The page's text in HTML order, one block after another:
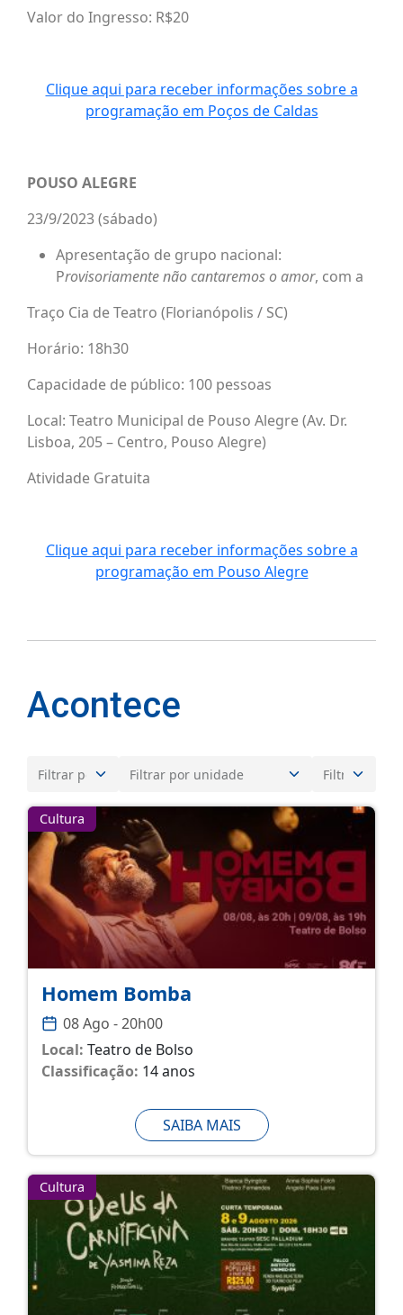
Valor do Ingresso: R$20
Clique aqui para receber informações sobre a
programação em Poços de Caldas
POUSO ALEGRE
23/9/2023 (sábado)
Apresentação de grupo nacional:
Provisoriamente não cantaremos o amor, com a
Traço Cia de Teatro (Florianópolis / SC)
Horário: 18h30
Capacidade de público: 100 pessoas
Local: Teatro Municipal de Pouso Alegre (Av. Dr.
Lisboa, 205 – Centro, Pouso Alegre)
Atividade Gratuita
Clique aqui para receber informações sobre a
programação em Pouso Alegre
Acontece
Cultura
Homem Bomba
08 Ago - 20h00
Local: Teatro de Bolso
Classificação: 14 anos
SAIBA MAIS
Cultura